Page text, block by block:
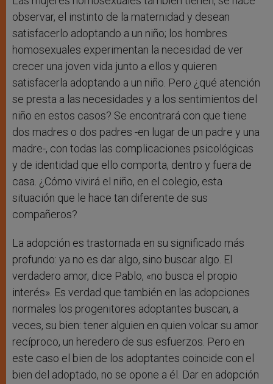
observar, el instinto de la maternidad y desean
satisfacerlo adoptando a un niño; los hombres
homosexuales experimentan la necesidad de ver
crecer una joven vida junto a ellos y quieren
satisfacerla adoptando a un niño. Pero ¿qué atención
se presta a las necesidades y a los sentimientos del
niño en estos casos? Se encontrará con que tiene
dos madres o dos padres -en lugar de un padre y una
madre-, con todas las complicaciones psicológicas
y de identidad que ello comporta, dentro y fuera de
casa. ¿Cómo vivirá el niño, en el colegio, esta
situación que le hace tan diferente de sus
compañeros?
La adopción es trastornada en su significado más
profundo: ya no es dar algo, sino buscar algo. El
verdadero amor, dice Pablo, «no busca el propio
interés». Es verdad que también en las adopciones
normales los progenitores adoptantes buscan, a
veces, su bien: tener alguien en quien volcar su amor
recíproco, un heredero de sus esfuerzos. Pero en
este caso el bien de los adoptantes coincide con el
bien del adoptado, no se opone a él. Dar en adopción